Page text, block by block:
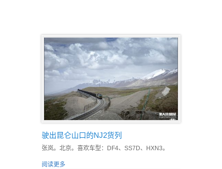
驶出昆仑山口的NJ2货列
张岚。北京。喜欢车型：DF4、SS7D、HXN3。
阅读更多